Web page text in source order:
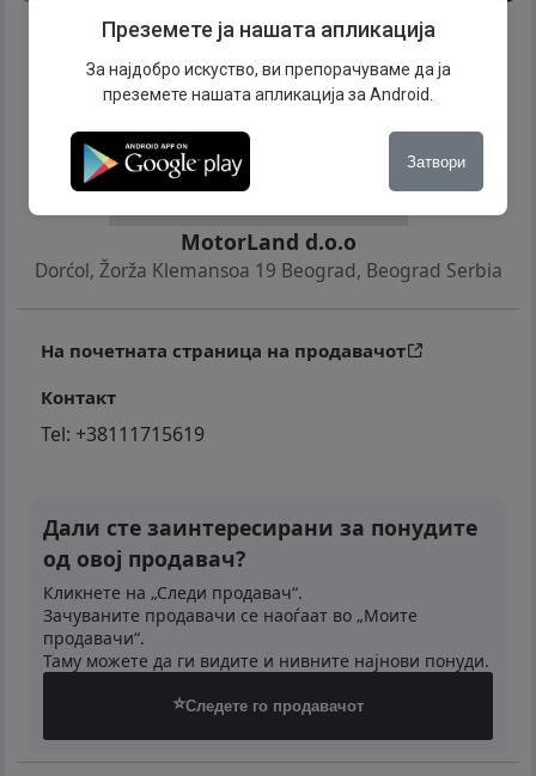
MotorLand d.o.o
Dorćol, Žorža Klemansoa 19 Beograd, Beograd Serbia
На почетната страница на продавачот
Контакт
Tel: +38111715619
Дали сте заинтересирани за понудите
од овој продавач?
Кликнете на „Следи продавач“.
Зачуваните продавачи се наоѓаат во „Моите
продавачи“.
Таму можете да ги видите и нивните најнови понуди.
⭐Следете го продавачот
Преземете ја нашата апликација
За најдобро искуство, ви препорачуваме да ја
преземете нашата апликација за Android.
Затвори